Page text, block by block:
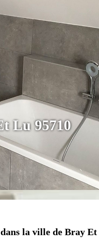
Lu 95710
la ville de Bray Et